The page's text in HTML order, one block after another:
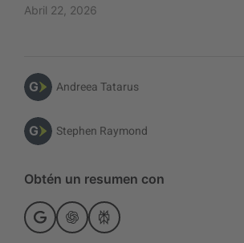
Abril 22, 2026
Andreea Tatarus
Stephen Raymond
Obtén un resumen con